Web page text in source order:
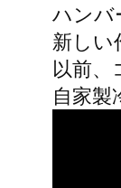
ハンバ
新しい
以前、
自家製